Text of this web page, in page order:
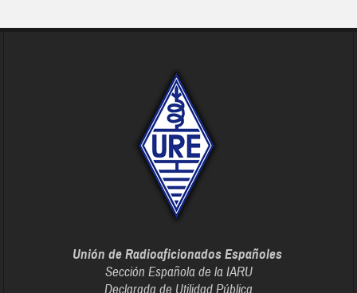
Unión de Radioaficionados Españoles
Sección Española de la IARU
Declarada de Utilidad Pública